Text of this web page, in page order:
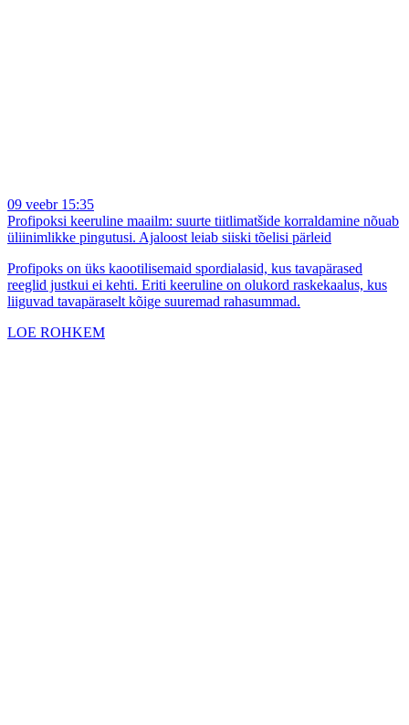
09 veebr 15:35
Profipoksi keeruline maailm: suurte tiitlimatšide korraldamine nõuab
üliinimlikke pingutusi. Ajaloost leiab siiski tõelisi pärleid
Profipoks on üks kaootilisemaid spordialasid, kus tavapärased
reeglid justkui ei kehti. Eriti keeruline on olukord raskekaalus, kus
liiguvad tavapäraselt kõige suuremad rahasummad.
LOE ROHKEM